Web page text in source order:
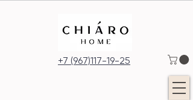
+7 (967)117-19-25